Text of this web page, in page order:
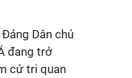
Dân chủ
đang trở
cử tri quan